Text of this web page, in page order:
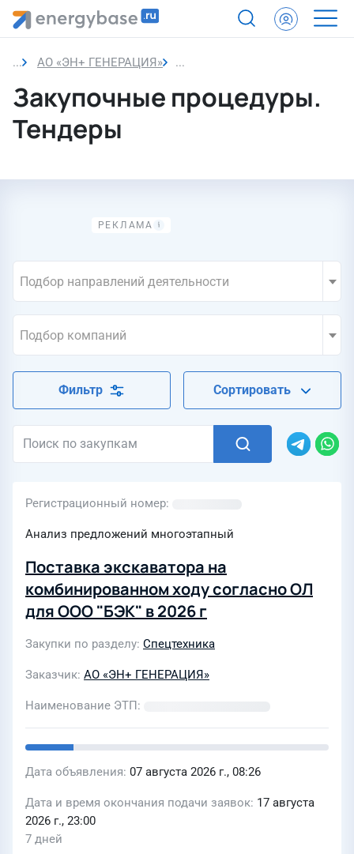
АО «ЭН+ ГЕНЕРАЦИЯ» Закупки компании
Закупочные процедуры.
Тендеры
Подбор направлений деятельности
Подбор компаний
Фильтр Сортировать
Регистрационный номер
Анализ предложений многоэтапный
Поставка экскаватора на
комбинированном ходу согласно ОЛ
для ООО "БЭК" в 2026 г
Закупки по разделу Спецтехника
Заказчик АО «ЭН+ ГЕНЕРАЦИЯ»
Наименование ЭТП
Дата объявления 07 августа 2026 г., 08:26
Дата и время окончания подачи заявок 17 августа
2026 г., 23:00
7 дней